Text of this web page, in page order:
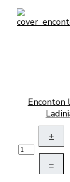
Enconton
+
–